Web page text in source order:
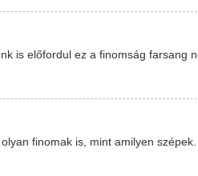
is előfordul ez a finomság farsang
finomak is, mint amilyen szépek.